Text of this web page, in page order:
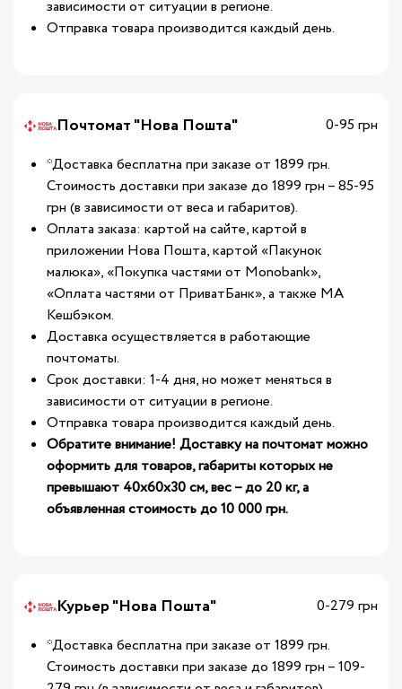
зависимости от ситуации в регионе.
Отправка товара производится каждый день.
Почтомат "Нова Пошта"
0-95 грн
*Доставка бесплатна при заказе от 1899 грн.
Стоимость доставки при заказе до 1899 грн – 85-95
грн (в зависимости от веса и габаритов).
Оплата заказа: картой на сайте, картой в
приложении Нова Пошта, картой «Пакунок
малюка», «Покупка частями от Monobank»,
«Оплата частями от ПриватБанк», а также МА
Кешбэком.
Доставка осуществляется в работающие
почтоматы.
Срок доставки: 1-4 дня, но может меняться в
зависимости от ситуации в регионе.
Отправка товара производится каждый день.
Обратите внимание! Доставку на почтомат можно
оформить для товаров, габариты которых не
превышают 40х60х30 см, вес – до 20 кг, а
объявленная стоимость до 10 000 грн.
Курьер "Нова Пошта"
0-279 грн
*Доставка бесплатна при заказе от 1899 грн.
Стоимость доставки при заказе до 1899 грн – 109-